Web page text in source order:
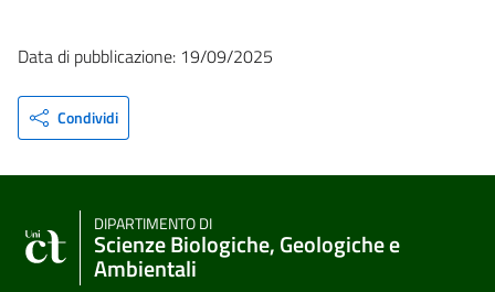
Data di pubblicazione: 19/09/2025
Condividi
DIPARTIMENTO DI
Scienze Biologiche, Geologiche e
Ambientali